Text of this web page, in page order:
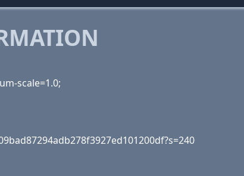
scale=1.0;